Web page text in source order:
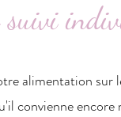
suivi
alimentation sur
convienne encore